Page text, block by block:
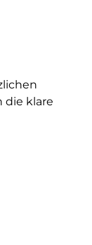
die klare